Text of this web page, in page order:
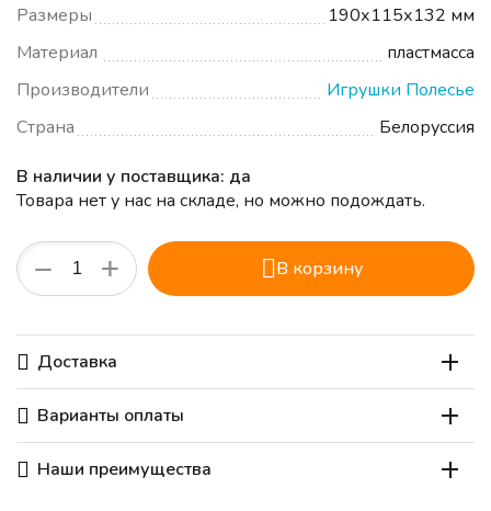
Размеры
190х115х132 мм
Материал
пластмасса
Производители
Игрушки Полесье
Страна
Белоруссия
В наличии у поставщика: да
Товара нет у нас на складе, но можно подождать.
+
− В корзину
Доставка
Варианты оплаты
Наши преимущества